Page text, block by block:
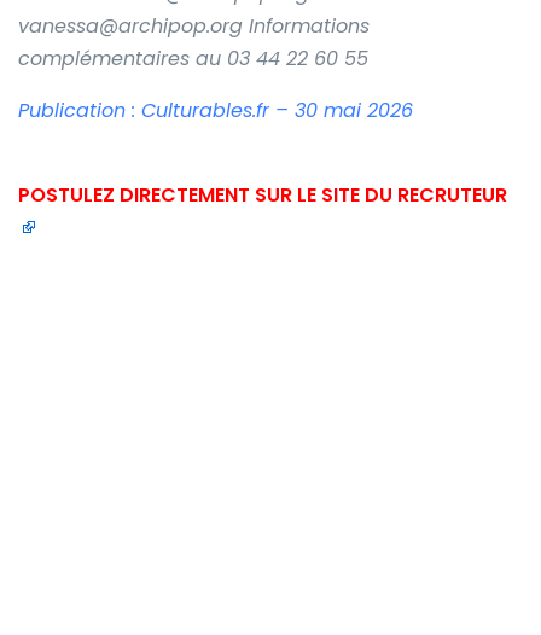
vanessa@archipop.org Informations
complémentaires au 03 44 22 60 55
Publication : Culturables.fr – 30 mai 2026
POSTULEZ DIRECTEMENT SUR LE SITE DU RECRUTEUR